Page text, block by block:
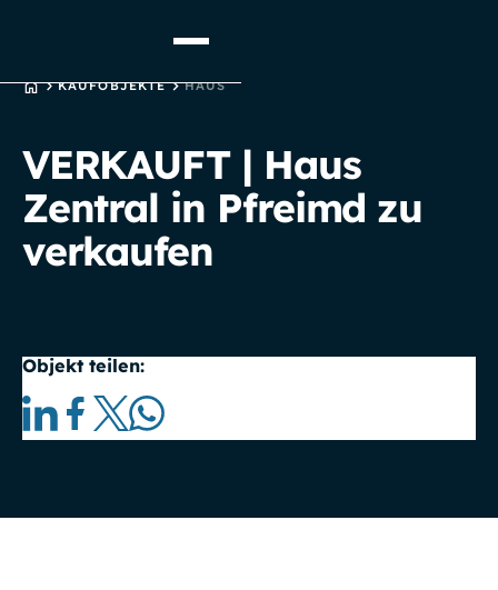
STARTSEITE
KAUFOBJEKTE HAUS
VERKAUFT | Haus
Zentral in Pfreimd zu
verkaufen
Objekt teilen: